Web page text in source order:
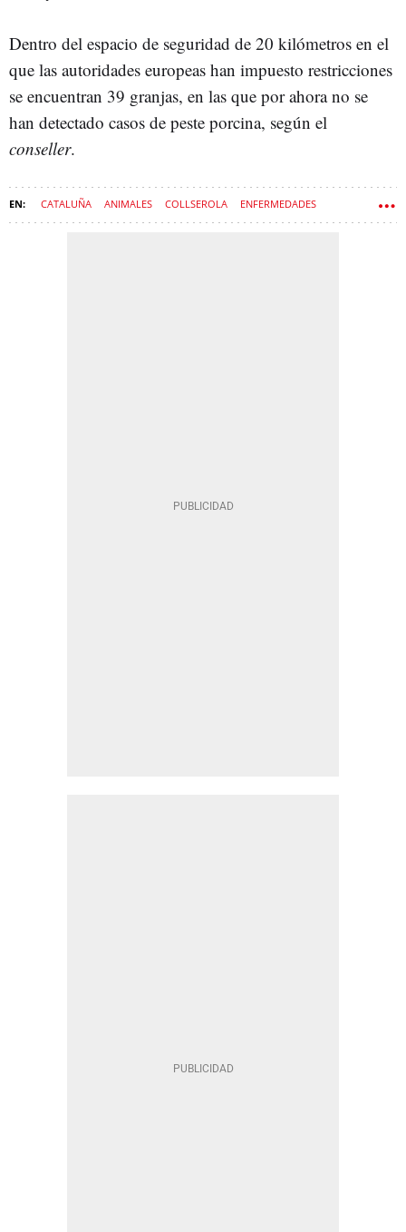
Dentro del espacio de seguridad de 20 kilómetros en el
que las autoridades europeas han impuesto restricciones
se encuentran 39 granjas, en las que por ahora no se
han detectado casos de peste porcina, según el
conseller.
CATALUÑA ANIMALES COLLSEROLA ENFERMEDADES